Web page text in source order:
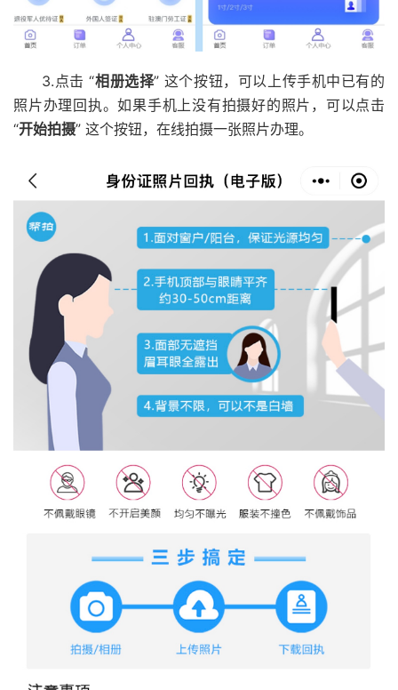
3.点击 “相册选择” 这个按钮，可以上传手机中已有的
照片办理回执。如果手机上没有拍摄好的照片，可以点击
“开始拍摄” 这个按钮，在线拍摄一张照片办理。